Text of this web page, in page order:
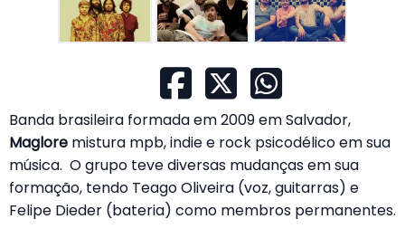
Banda brasileira formada em 2009 em Salvador,
Maglore mistura mpb, indie e rock psicodélico em sua
música. O grupo teve diversas mudanças em sua
formação, tendo Teago Oliveira (voz, guitarras) e
Felipe Dieder (bateria) como membros permanentes.